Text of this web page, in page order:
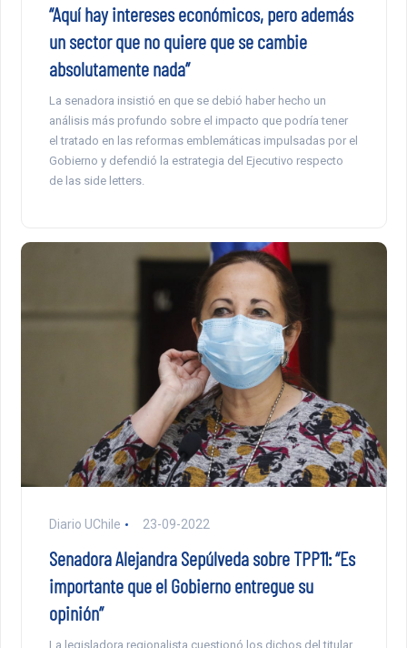
“Aquí hay intereses económicos, pero además
un sector que no quiere que se cambie
absolutamente nada”
La senadora insistió en que se debió haber hecho un
análisis más profundo sobre el impacto que podría tener
el tratado en las reformas emblemáticas impulsadas por el
Gobierno y defendió la estrategia del Ejecutivo respecto
de las side letters.
Diario UChile 23-09-2022
Senadora Alejandra Sepúlveda sobre TPP11: “Es
importante que el Gobierno entregue su
opinión”
La legisladora regionalista cuestionó los dichos del titular